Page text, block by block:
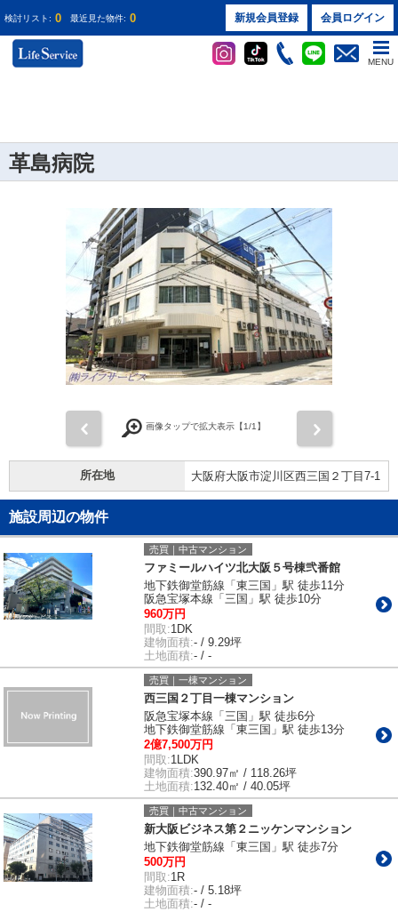
検討リスト: 0 最近見た物件: 0 新規会員登録 会員ログイン
MENU
革島病院
画像タップで拡大表示【1/1】
所在地 大阪府大阪市淀川区西三国２丁目7-1
施設周辺の物件
売買｜中古マンション
ファミールハイツ北大阪５号棟弐番館
地下鉄御堂筋線「東三国」駅 徒歩11分
阪急宝塚本線「三国」駅 徒歩10分
960万円
間取:1DK
建物面積:- / 9.29坪
土地面積:- / -
売買｜一棟マンション
西三国２丁目一棟マンション
阪急宝塚本線「三国」駅 徒歩6分
地下鉄御堂筋線「東三国」駅 徒歩13分
2億7,500万円
間取:1LDK
建物面積:390.97㎡ / 118.26坪
土地面積:132.40㎡ / 40.05坪
売買｜中古マンション
新大阪ビジネス第２ニッケンマンション
地下鉄御堂筋線「東三国」駅 徒歩7分
500万円
間取:1R
建物面積:- / 5.18坪
土地面積:- / -